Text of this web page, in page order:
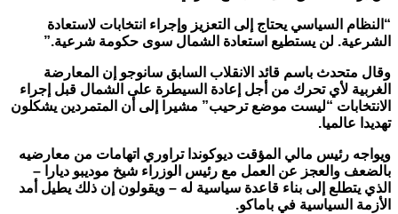
“ النظام السياسي يحتاج إلى التعزيز وإجراء انتخابات لاستعادة
الشرعية. لن يستطيع استعادة الشمال سوى حكومة شرعية.”
وقال متحدث باسم قائد الانقلاب السابق سانوجو إن المعارضة
الغربية لأي تحرك من أجل إعادة السيطرة على الشمال قبل إجراء
الانتخابات “ليست موضع ترحيب” مشيرا إلى أن المتمردين يشكلون
تهديدا عالميا.
ويواجه رئيس مالي المؤقت ديوكوندا تراوري اتهامات من معارضيه
بالضعف والعجز عن العمل مع رئيس الوزراء شيخ موديبو ديارا –
الذي يتطلع إلى بناء قاعدة سياسية له – ويقولون إن ذلك يطيل أمد
الأزمة السياسية في باماكو.